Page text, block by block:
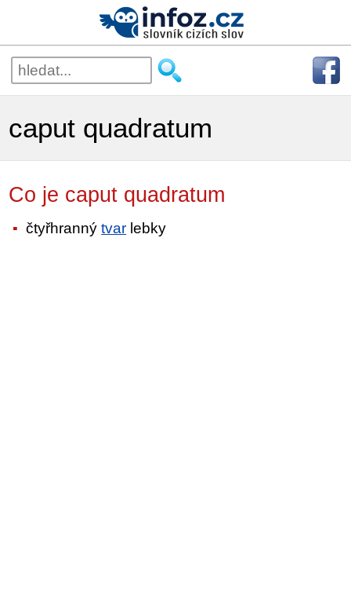
caput quadratum
Co je caput quadratum
čtyřhrannýtvar lebky